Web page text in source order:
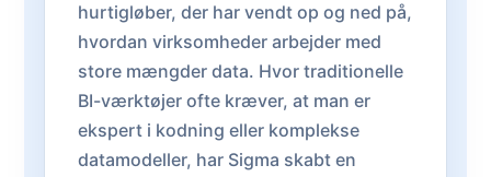
hurtigløber, der har vendt op og ned på,
hvordan virksomheder arbejder med
store mængder data. Hvor traditionelle
BI-værktøjer ofte kræver, at man er
ekspert i kodning eller komplekse
datamodeller, har Sigma skabt en